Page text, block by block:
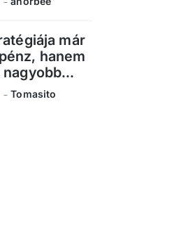
már
hanem
Tomasito